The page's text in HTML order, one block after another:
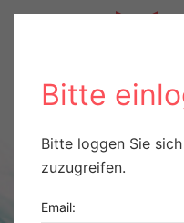
Bitte
Bitte loggen Sie
zuzugreifen.
Email: